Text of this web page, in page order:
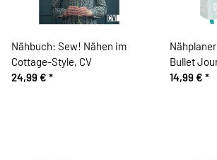
Nähbuch: Sew! Nähen im
Cottage-Style, CV
24,99 € *
Bullet
14,99 € *